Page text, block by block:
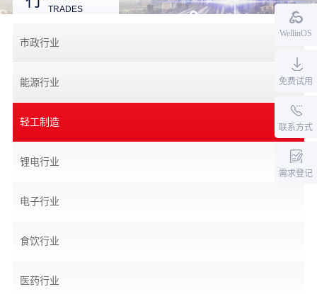
新闻中心
加入我们
TRADES
市政行业
能源行业
轻工制造
锂电行业
电子行业
食饮行业
医药行业
WellinOS
免费试用
联系方式
需求登记